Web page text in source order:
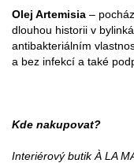
Olej Artemisia –
dlouhou historii v
antibakteriálním
a bez infekcí a také
Kde nakupovat?
Interiérový butik À LA